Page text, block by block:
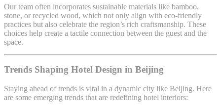
Our team often incorporates sustainable materials like bamboo,
stone, or recycled wood, which not only align with eco-friendly
practices but also celebrate the region’s rich craftsmanship. These
choices help create a tactile connection between the guest and the
space.
Trends Shaping Hotel Design in Beijing
Staying ahead of trends is vital in a dynamic city like Beijing. Here
are some emerging trends that are redefining hotel interiors: